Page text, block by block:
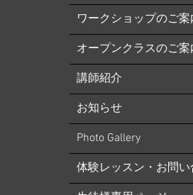
ワークショップのご案
オープンクラスのご案
講師紹介
お知らせ
​Photo Gallery
体験レッスン・お問